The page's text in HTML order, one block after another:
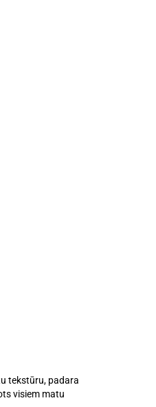
tekstūru, padara
visiem matu